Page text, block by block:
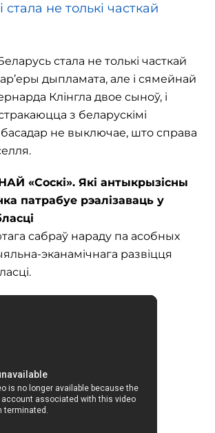
стала не толькі часткай
стала не толькі часткай
дыпламата, але і сямейнай
Клінгла двое сыноў, і
з беларускімі
не выключае, што справа
«Соскі». Які антыкрызісны
патрабуе рэалізаваць у
сабраў нараду па асобных
эканамічнага развіцця